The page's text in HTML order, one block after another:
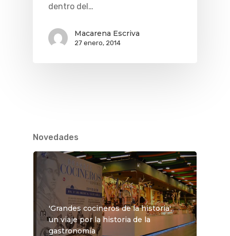
dentro del…
Macarena Escriva
27 enero, 2014
Novedades
'Grandes cocineros de la historia',
un viaje por la historia de la
gastronomía
Planes
Museos Y
Teatro
Novedades
Cine
GASTRO
Restaurantes
Rutas Por Madrid
Bares Y Cafés
Gourmet
VIAJES
BEAUTY
CONTACTO